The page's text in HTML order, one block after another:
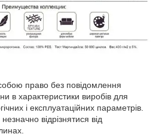
право без повідомлення
в характеристики виробів для
і експлуатаційних параметрів.
відрізнятися від